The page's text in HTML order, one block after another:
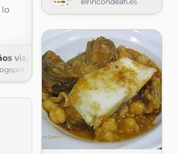
lo
viajes (y algo de gastronomía)